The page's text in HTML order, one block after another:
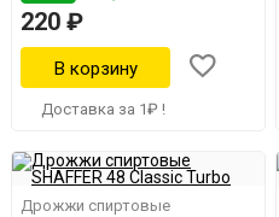
220 ₽
Доставка за 1₽ !
Дрожжи спиртовые